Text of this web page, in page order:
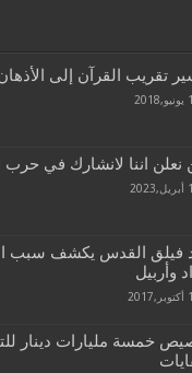
تقريب القرآن إلى
نعلن اننا لانشارك في حرب
فيلق القدس يكشف سبب
وأربيل
خمسة مليارات دينار